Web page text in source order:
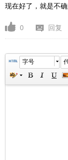
现在好了，就是不
0 回复
字号